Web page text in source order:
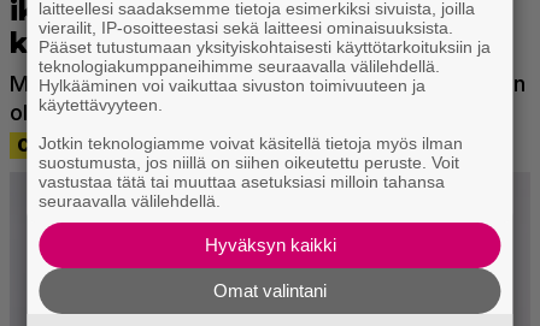
laitteellesi saadaksemme tietoja esimerkiksi sivuista, joilla
vierailit, IP-osoitteestasi sekä laitteesi ominaisuuksista.
Pääset tutustumaan yksityiskohtaisesti käyttötarkoituksiin ja
teknologiakumppaneihimme seuraavalla välilehdellä.
Hylkääminen voi vaikuttaa sivuston toimivuuteen ja
käytettävyyteen.
Jotkin teknologiamme voivat käsitellä tietoja myös ilman
suostumusta, jos niillä on siihen oikeutettu peruste. Voit
vastustaa tätä tai muuttaa asetuksiasi milloin tahansa
seuraavalla välilehdellä.
Hyväksyn kaikki
Omat valintani